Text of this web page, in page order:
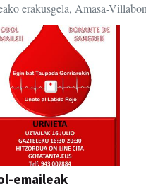
erakusgela, Amasa-
emaileak